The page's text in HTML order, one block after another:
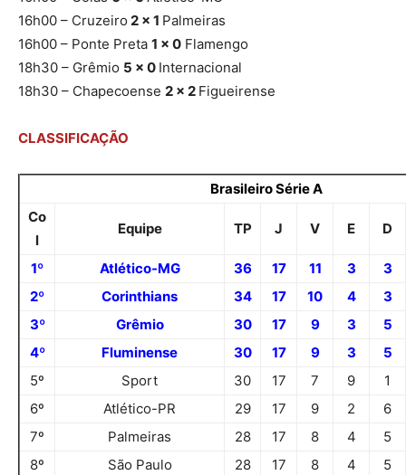
16h00 – Cruzeiro 2 x 1 Palmeiras
16h00 – Ponte Preta 1 x 0 Flamengo
18h30 – Grêmio 5 x 0 Internacional
18h30 – Chapecoense 2 x 2 Figueirense
CLASSIFICAÇÃO
Brasileiro Série A
Co
l
Equipe TP J V E D
1º Atlético-MG 36 17 11 3
3
2º
Corinthians 34 17 10 4
3
3º
Grêmio 30 17 9 3
5
4º
Fluminense 30 17 9 3
5
5º
Sport 30 17 7 9
1
6º
Atlético-PR 29 17 9 2
6
7º
Palmeiras 28 17 8 4
5
8º
São Paulo 28 17 8 4
5